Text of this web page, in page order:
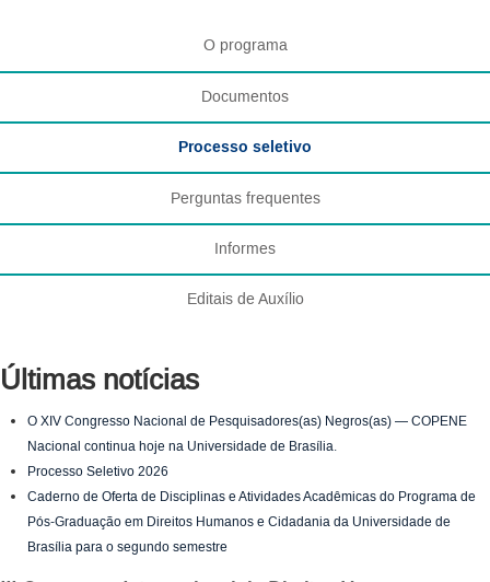
O programa
Documentos
Processo seletivo
Perguntas frequentes
Informes
Editais de Auxílio
Últimas notícias
O XIV Congresso Nacional de Pesquisadores(as) Negros(as) — COPENE
Nacional continua hoje na Universidade de Brasília.
Processo Seletivo 2026
Caderno de Oferta de Disciplinas e Atividades Acadêmicas do Programa de
Pós-Graduação em Direitos Humanos e Cidadania da Universidade de
Brasília para o segundo semestre